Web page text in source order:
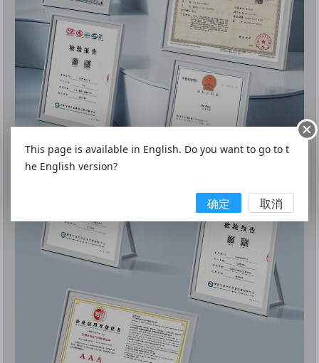
This page is available in English. Do you want to go to t
he English version?
确定 取消